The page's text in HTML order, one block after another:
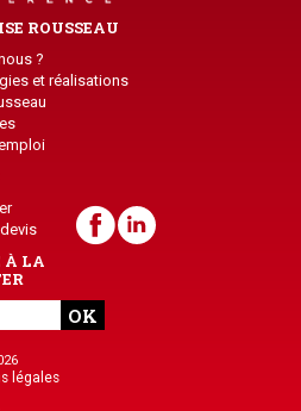
ROUSSEAU
?
et réalisations
À LA
légales